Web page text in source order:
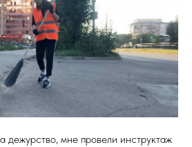
дежурство, мне провели инструктаж